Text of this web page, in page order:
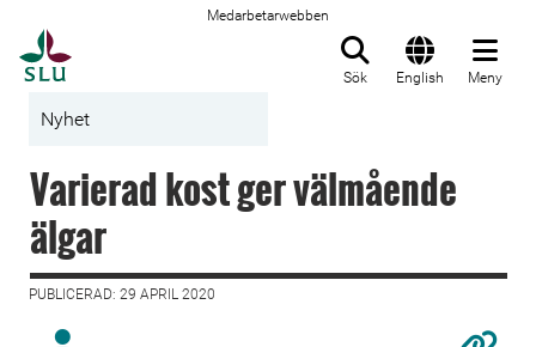
Medarbetarwebben
Sök English Meny
Nyhet
Varierad kost ger välmående
älgar
PUBLICERAD: 29 APRIL 2020